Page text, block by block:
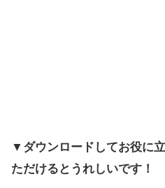
▼ダウンロードしてお役に
ただけるとうれしいです！